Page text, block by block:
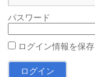
パスワード
ログイン情報を保存